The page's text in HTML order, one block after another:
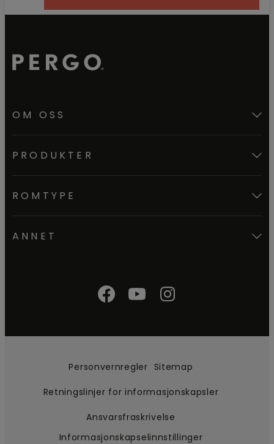
OM OSS
PRODUKTER
ROMTYPE
ANNET
Personvernregler Sitemap
Retningslinjer for informasjonskapsler
Ansvarsfraskrivelse
Informasjonskapselinnstillinger